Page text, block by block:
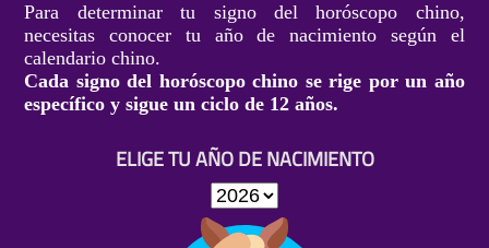
Para determinar tu signo del horóscopo chino,
necesitas conocer tu año de nacimiento según el
calendario chino.
Cada signo del horóscopo chino se rige por un año
específico y sigue un ciclo de 12 años.
ELIGE TU AÑO DE NACIMIENTO